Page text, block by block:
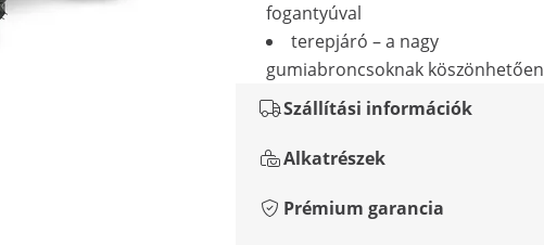
fogantyúval
terepjáró – a nagy
gumiabroncsoknak köszönhetően
Szállítási információk
Alkatrészek
Prémium garancia